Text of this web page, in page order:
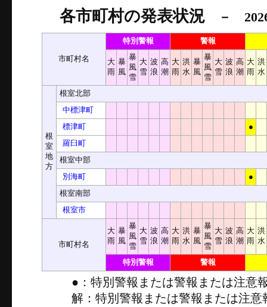
各市町村の発表状況 － 2026
市町村名
特別警報 警報
大
雨
暴
風
暴
風
雪
大
雪
波
浪
高
潮
大
雨
洪
水
暴
風
暴
風
雪
大
雪
波
浪
高
潮
大
雨
洪
水
根
室
地
方
根室北部
中標津町
標津町
●
羅臼町
根室中部
別海町
●
根室南部
根室市
市町村名
大
雨
暴
風
暴
風
雪
大
雪
波
浪
高
潮
大
雨
洪
水
暴
風
暴
風
雪
大
雪
波
浪
高
潮
大
雨
洪
水
特別警報 警報
●：特別警報または警報または注意
解：特別警報または警報または注